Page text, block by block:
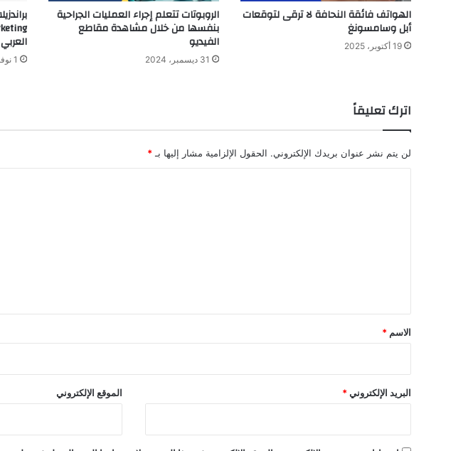
الهواتف فائقة النحافة لا ترقى لتوقعات
أبل وسامسونغ
19 أكتوبر، 2025
الروبوتات تتعلم إجراء العمليات الجراحية
بنفسها من خلال مشاهدة مقاطع
الفيديو
31 ديسمبر، 2024
العربي
1 نوفمبر، 2024
اترك تعليقاً
لن يتم نشر عنوان بريدك الإلكتروني. الحقول الإلزامية مشار إليها بـ *
*
الاسم *
البريد الإلكتروني * الموقع الإلكتروني